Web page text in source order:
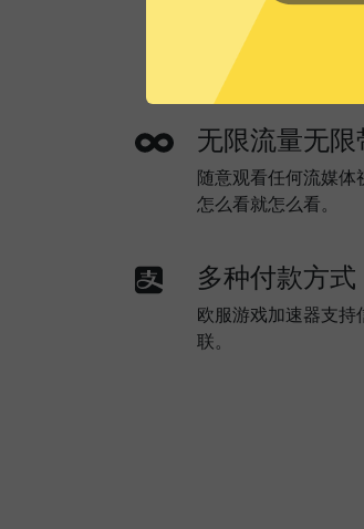
为其使用加速功能
使用本地网络来优
器。
无限流量无限
随意观看任何流媒
怎么看就怎么看。
多种付款方式
欧服游戏加速器支
联。